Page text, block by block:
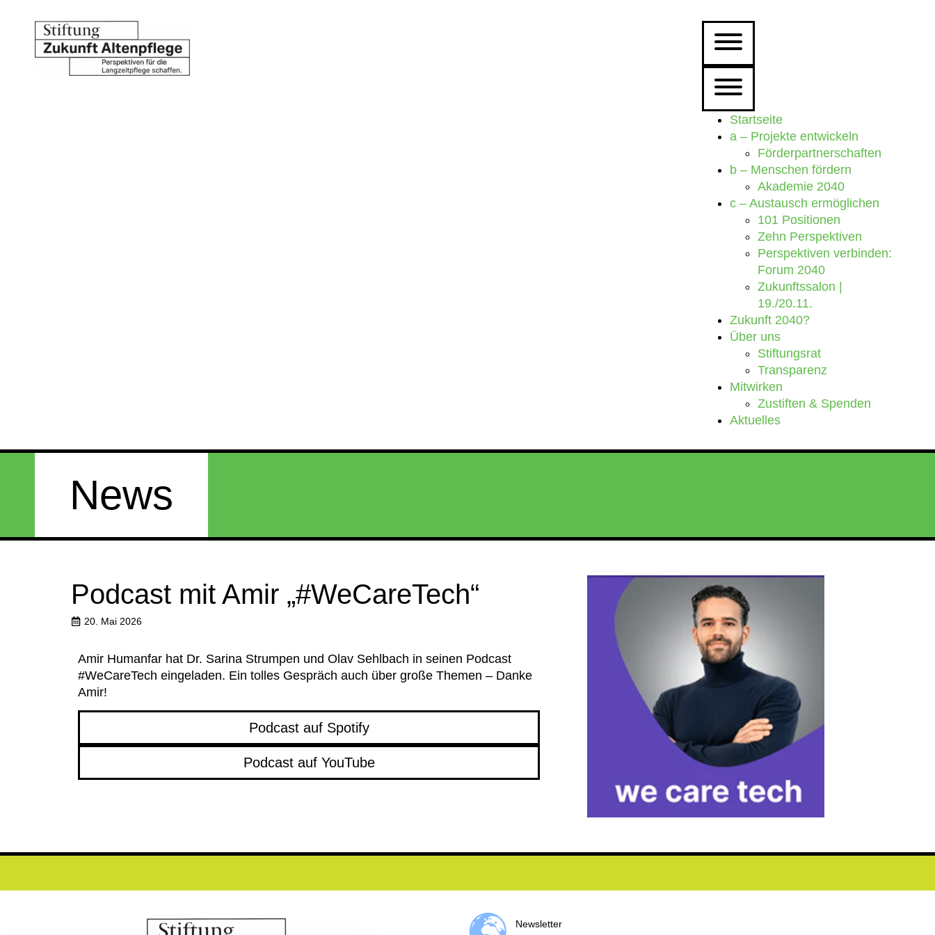
Startseite
a – Projekte entwickeln
Förderpartnerschaften
b – Menschen fördern
Akademie 2040
c – Austausch ermöglichen
101 Positionen
Zehn Perspektiven
Perspektiven verbinden:
Forum 2040
Zukunftssalon |
19./20.11.
Zukunft 2040?
Über uns
Stiftungsrat
Transparenz
Mitwirken
Zustiften & Spenden
Aktuelles
News
Podcast mit Amir „#WeCareTech“
20. Mai 2026
Amir Humanfar hat Dr. Sarina Strumpen und Olav Sehlbach in seinen Podcast
#WeCareTech eingeladen. Ein tolles Gespräch auch über große Themen – Danke
Amir!
Podcast auf Spotify
Podcast auf YouTube
Newsletter